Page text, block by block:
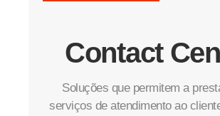
Contact
Soluções que permitem a
serviços de atendimento ao